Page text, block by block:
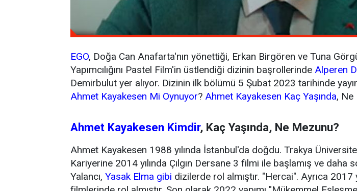
EGO, Doğa Can Anafarta'nın yönettiği, Erkan Birgören ve Tuna
Yapımcılığını Pastel Film'in üstlendiği dizinin başrollerinde Alperen
Demirbulut yer alıyor. Dizinin ilk bölümü 5 Şubat 2023 tarihinde
Ahmet Kayakesen Mi Oynuyor? Ahmet Kayakesen Kaç Yaşında, Ne
Ahmet Kayakesen Kimdir, Kaç Yaşında, Ne Mezunu?
Ahmet Kayakesen 1988 yılında İstanbul'da doğdu. Trakya
Kariyerine 2014 yılında Çılgın Dersane 3 filmi ile başlamış ve daha
Yalancı, Yasak Elma gibi dizilerde rol almıştır. "Hercai". Ayrıca 2017